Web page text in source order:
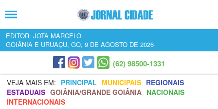
EDITOR: JOTA MARCELO
GOIÂNIA E URUAÇU, GO, 9 DE AGOSTO DE 2026
(62) 98500-1331
VEJA MAIS EM: PRINCIPAL MUNICIPAIS REGIONAIS
ESTADUAIS GOIÂNIA/GRANDE GOIÂNIA NACIONAIS
INTERNACIONAIS